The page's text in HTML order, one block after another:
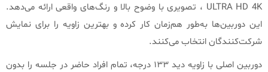
ULTRA HD 4K ، تصویری با وضوح بالا و رنگ‌های واقعی ارائه می‌دهد.
این دوربین‌ها به‌طور هم‌زمان کار کرده و بهترین زاویه را برای نمایش
شرکت‌کنندگان انتخاب می‌کنند.
دوربین اصلی با زاویه دید ۱۳۳ درجه، تمام افراد حاضر در جلسه را بدون